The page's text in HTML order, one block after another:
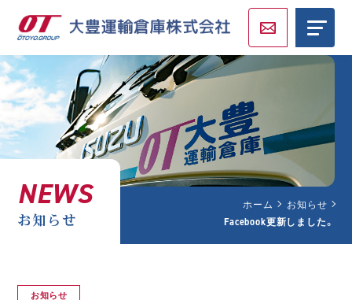
NEWS
お知らせ
ホーム
お知らせ
Facebook更新しました。
お知らせ